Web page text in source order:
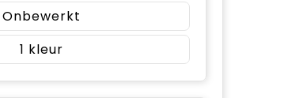
Onbewerkt
1